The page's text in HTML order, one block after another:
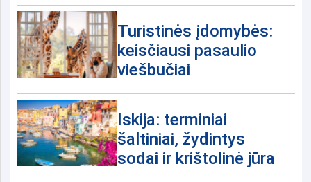
Turistinės įdomybės:
keisčiausi pasaulio
viešbučiai
Iskija: terminiai
šaltiniai, žydintys
sodai ir krištolinė jūra